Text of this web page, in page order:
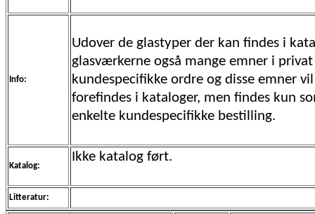
Info:
Udover de glastyper der kan findes i
glasværkerne også mange emner i
kundespecifikke ordre og disse emner
forefindes i kataloger, men findes kun
enkelte kundespecifikke bestilling.
Katalog:
Ikke katalog ført.
Litteratur: